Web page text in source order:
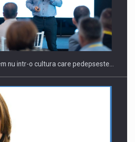
nu intr-o cultura care pedepseste…